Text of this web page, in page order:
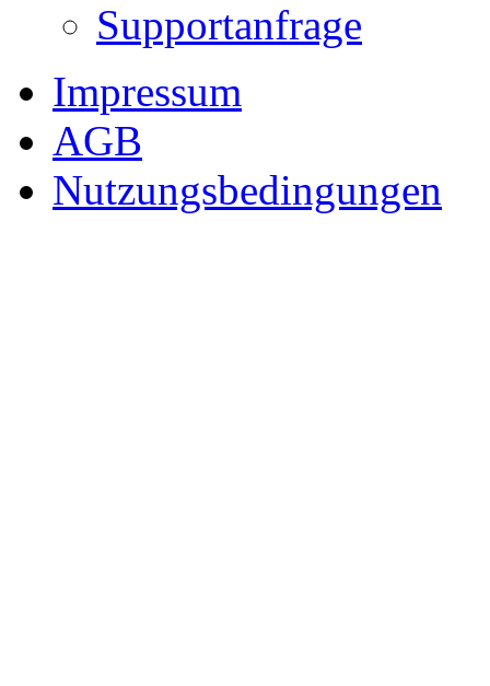
Supportanfrage
Impressum
AGB
Nutzungsbedingungen